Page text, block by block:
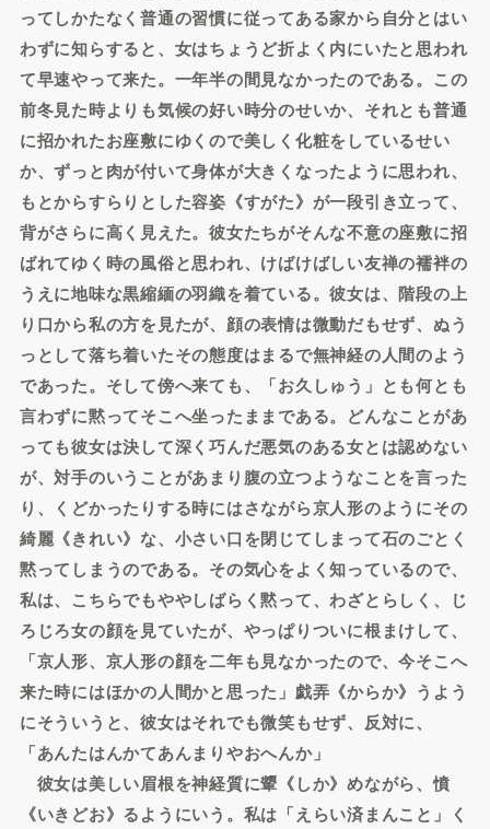
ってしかたなく普通の習慣に従ってある家から自分とはい
わずに知らすると、女はちょうど折よく内にいたと思われ
て早速やって来た。一年半の間見なかったのである。この
前冬見た時よりも気候の好い時分のせいか、それとも普通
に招かれたお座敷にゆくので美しく化粧をしているせい
か、ずっと肉が付いて身体が大きくなったように思われ、
もとからすらりとした容姿《すがた》が一段引き立って、
背がさらに高く見えた。彼女たちがそんな不意の座敷に招
ばれてゆく時の風俗と思われ、けばけばしい友禅の襦袢の
うえに地味な黒縮緬の羽織を着ている。彼女は、階段の上
り口から私の方を見たが、顔の表情は微動だもせず、ぬう
っとして落ち着いたその態度はまるで無神経の人間のよう
であった。そして傍へ来ても、「お久しゅう」とも何とも
言わずに黙ってそこへ坐ったままである。どんなことがあ
っても彼女は決して深く巧んだ悪気のある女とは認めない
が、対手のいうことがあまり腹の立つようなことを言った
り、くどかったりする時にはさながら京人形のようにその
綺麗《きれい》な、小さい口を閉じてしまって石のごとく
黙ってしまうのである。その気心をよく知っているので、
私は、こちらでもややしばらく黙って、わざとらしく、じ
ろじろ女の顔を見ていたが、やっぱりついに根まけして、
「京人形、京人形の顔を二年も見なかったので、今そこへ
来た時にはほかの人間かと思った」戯弄《からか》うよう
にそういうと、彼女はそれでも微笑もせず、反対に、
「あんたはんかてあんまりやおへんか」
彼女は美しい眉根を神経質に顰《しか》めながら、憤
《いきどお》るようにいう。私は「えらい済まんこと」く